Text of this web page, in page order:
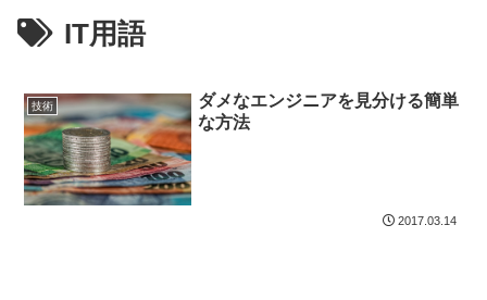
IT用語
技術
ダメなエンジニアを見分ける簡単
な方法
2017.03.14